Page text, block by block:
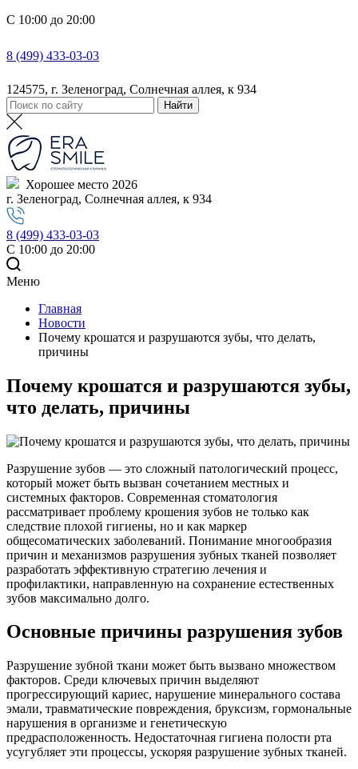
С 10:00 до 20:00
8 (499) 433-03-03
124575, г. Зеленоград, Солнечная аллея, к 934
Хорошее место 2026
г. Зеленоград, Солнечная аллея, к 934
8 (499) 433-03-03
С 10:00 до 20:00
Меню
Главная
Новости
Почему крошатся и разрушаются зубы, что делать,
причины
Почему крошатся и разрушаются зубы,
что делать, причины
Разрушение зубов — это сложный патологический процесс,
который может быть вызван сочетанием местных и
системных факторов. Современная стоматология
рассматривает проблему крошения зубов не только как
следствие плохой гигиены, но и как маркер
общесоматических заболеваний. Понимание многообразия
причин и механизмов разрушения зубных тканей позволяет
разработать эффективную стратегию лечения и
профилактики, направленную на сохранение естественных
зубов максимально долго.
Основные причины разрушения зубов
Разрушение зубной ткани может быть вызвано множеством
факторов. Среди ключевых причин выделяют
прогрессирующий кариес, нарушение минерального состава
эмали, травматические повреждения, бруксизм, гормональные
нарушения в организме и генетическую
предрасположенность. Недостаточная гигиена полости рта
усугубляет эти процессы, ускоряя разрушение зубных тканей.